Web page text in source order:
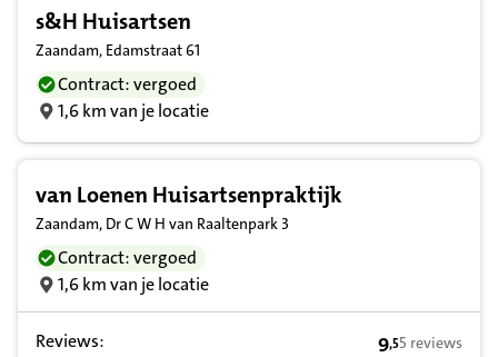
s&H Huisartsen
Zaandam, Edamstraat 61
Contract: vergoed
1,6 km van je locatie
van Loenen Huisartsenpraktijk
Zaandam, Dr C W H van Raaltenpark 3
Contract: vergoed
1,6 km van je locatie
Reviews: 9,5 op basis
9,55 reviews